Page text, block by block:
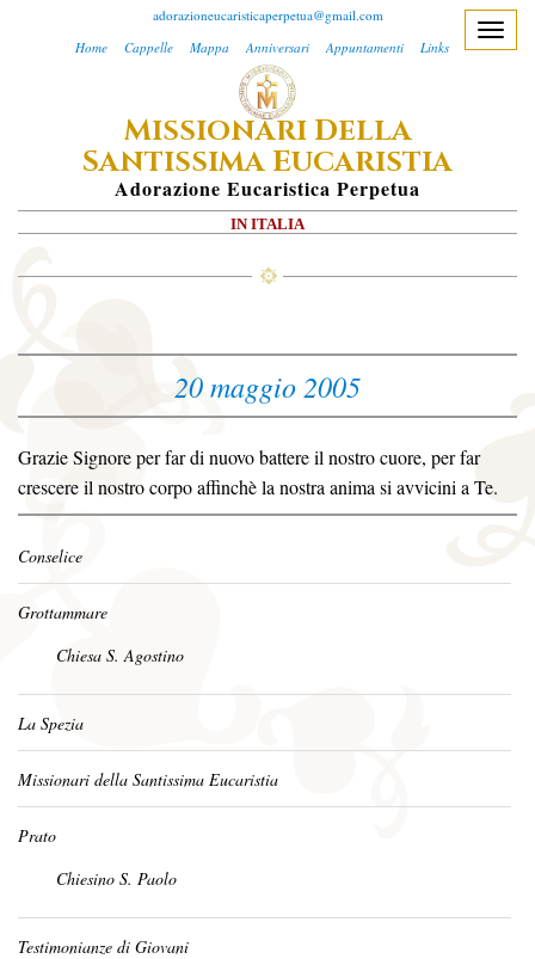
adorazioneucaristicaperpetua@gmail.com
Home
Cappelle Mappa Anniversari Appuntamenti Links
MISSIONARI DELLA
SANTISSIMA EUCARISTIA
ADorazione EUcaristica PErpetua
IN ITALIA
T
n
v
a
i
n
20 maggio 2005
Grazie Signore per far di nuovo battere il nostro cuore, per far
crescere il nostro corpo affinchè la nostra anima si avvicini a Te.
Conselice
Grottammare
Chiesa S. Agostino
La Spezia
Missionari della Santissima Eucaristia
Prato
Chiesino S. Paolo
Testimonianze di Giovani